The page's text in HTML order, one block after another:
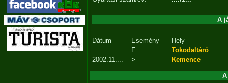
A
Dátum Esemény
Hely
...........
F
Tokodaltáró
2002.11....
> Kemence